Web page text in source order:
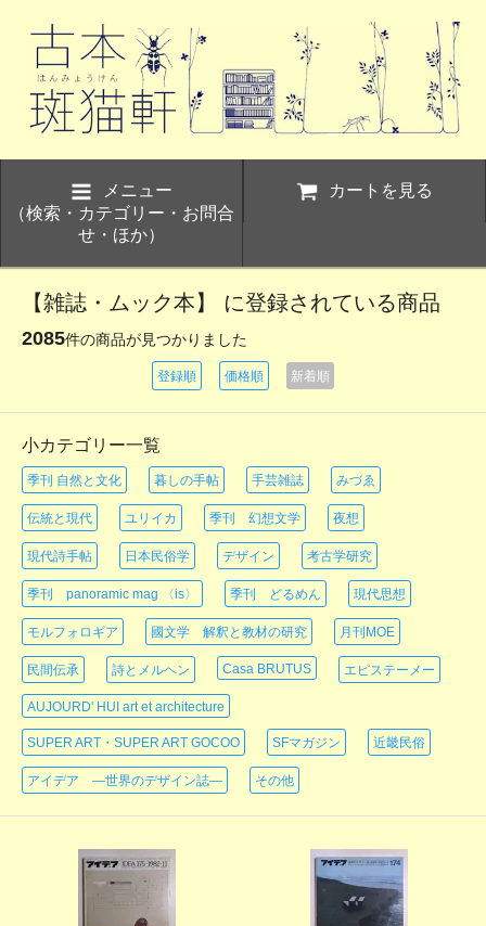
メニュー
（検索・カテゴリー・お問合
せ・ほか）
カートを見る
【雑誌・ムック本】 に登録されている商品
2085件の商品が見つかりました
登録順 価格順 新着順
小カテゴリー一覧
季刊 自然と文化 暮しの手帖 手芸雑誌 みづゑ
伝統と現代 ユリイカ 季刊 幻想文学 夜想
現代詩手帖 日本民俗学 デザイン 考古学研究
季刊 panoramic mag 〈is〉 季刊 どるめん 現代思想
モルフォロギア 國文学 解釈と教材の研究 月刊MOE
民間伝承 詩とメルヘン Casa BRUTUS エピステーメー
AUJOURD' HUI art et architecture
SUPER ART・SUPER ART GOCOO SFマガジン 近畿民俗
アイデア ―世界のデザイン誌― その他